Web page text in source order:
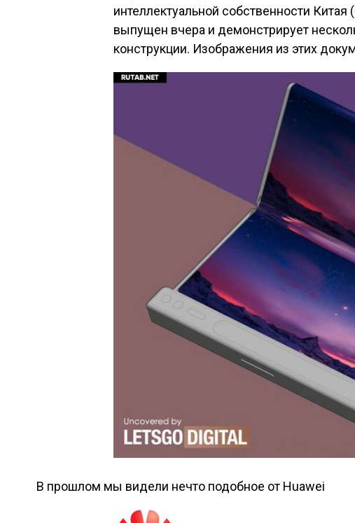
интеллектуальной собственности
выпущен вчера и демонстрирует
конструкции. Изображения из этих
В прошлом мы видели нечто подобное от Huawei